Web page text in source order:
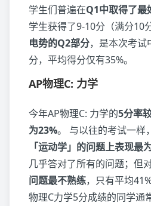
学生们普遍在Q1中取得了最
学生获得了9-10分（满分10
电势的Q2部分，是本次考试
分，平均得分仅有35%。
AP物理C: 力学
今年AP物理C: 力学的5分率
为23%。 与以往的考试一样
「运动学」的问题上表现最
几乎答对了所有的问题；但
问题最不熟练，只有平均
物理C力学5分成绩的同学通